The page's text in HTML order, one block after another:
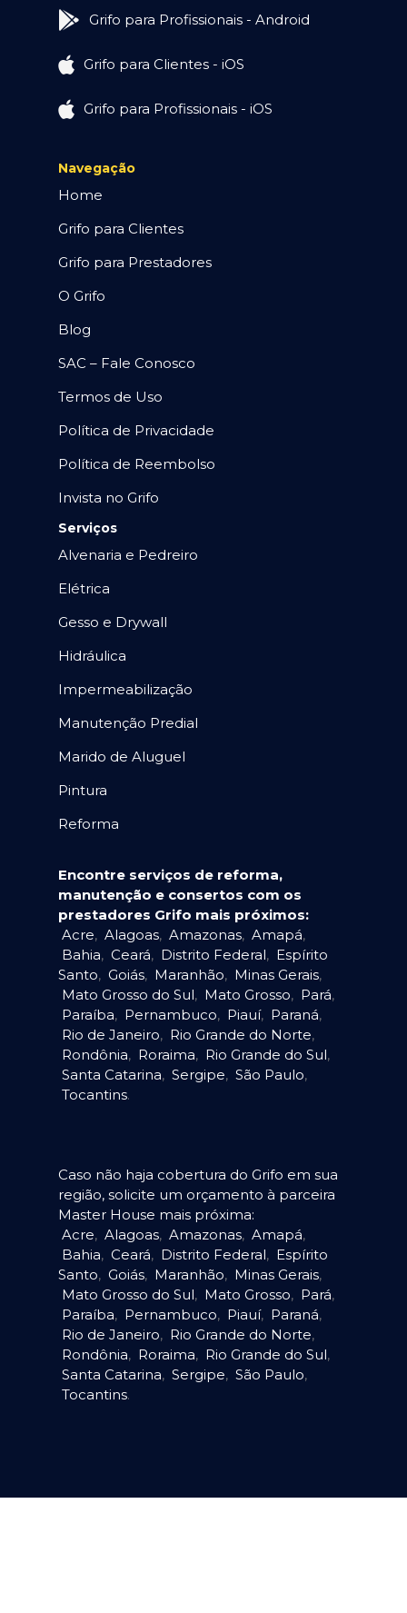
Grifo para Profissionais - Android
Grifo para Clientes - iOS
Grifo para Profissionais - iOS
Navegação
Home
Grifo para Clientes
Grifo para Prestadores
O Grifo
Blog
SAC – Fale Conosco
Termos de Uso
Política de Privacidade
Política de Reembolso
Invista no Grifo
Serviços
Alvenaria e Pedreiro
Elétrica
Gesso e Drywall
Hidráulica
Impermeabilização
Manutenção Predial
Marido de Aluguel
Pintura
Reforma
Encontre serviços de reforma,
manutenção e consertos com os
prestadores Grifo mais próximos:
Acre, Alagoas, Amazonas, Amapá,
Bahia, Ceará, Distrito Federal, Espírito
Santo, Goiás, Maranhão, Minas Gerais,
Mato Grosso do Sul, Mato Grosso, Pará,
Paraíba, Pernambuco, Piauí, Paraná,
Rio de Janeiro, Rio Grande do Norte,
Rondônia, Roraima, Rio Grande do Sul,
Santa Catarina, Sergipe, São Paulo,
Tocantins.
Caso não haja cobertura do Grifo em sua
região, solicite um orçamento à parceira
Master House mais próxima:
Acre, Alagoas, Amazonas, Amapá,
Bahia, Ceará, Distrito Federal, Espírito
Santo, Goiás, Maranhão, Minas Gerais,
Mato Grosso do Sul, Mato Grosso, Pará,
Paraíba, Pernambuco, Piauí, Paraná,
Rio de Janeiro, Rio Grande do Norte,
Rondônia, Roraima, Rio Grande do Sul,
Santa Catarina, Sergipe, São Paulo,
Tocantins.